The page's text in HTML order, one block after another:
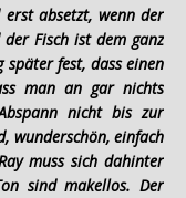
absetzt, wenn der
Fisch ist dem ganz
fest, dass einen
man an gar nichts
nicht bis zur
wunderschön, einfach
muss sich dahinter
sind makellos. Der